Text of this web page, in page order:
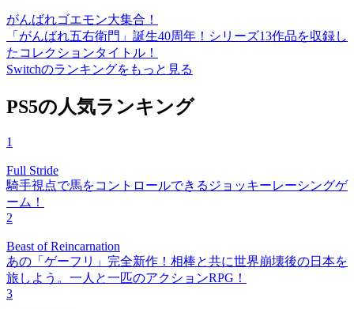
がんばれゴエモン大集合！
「がんばれ五右衛門」誕生40周年！シリーズ13作品を収録し
たコレクションタイトル！
Switchのランキングをもっと見る
PS5の人気ランキング
1
Full Stride
騎手視点で馬をコントロールできるジョッキーレーシングゲ
ーム！
2
Beast of Reincarnation
あの「ゲーフリ」完全新作！相棒と共に世界崩壊後の日本を
旅しよう。一人と一匹のアクションRPG！
3